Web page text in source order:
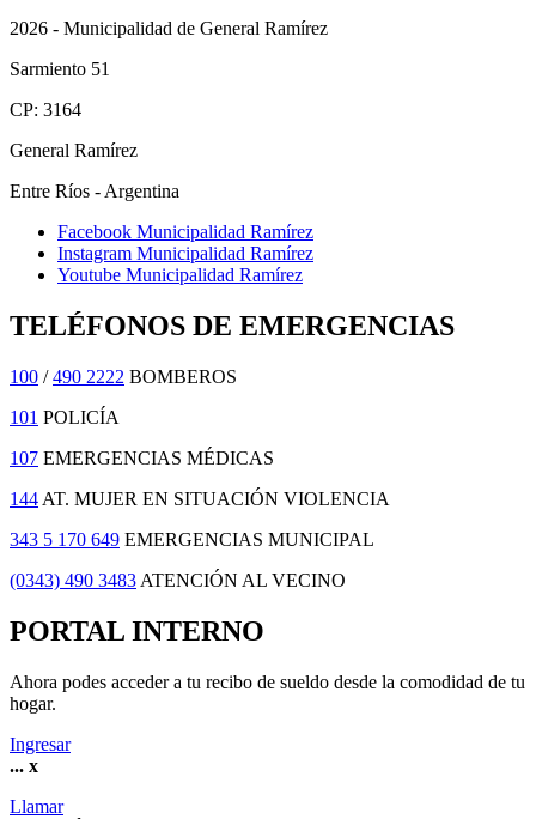
2026 - Municipalidad de General Ramírez
Sarmiento 51
CP: 3164
General Ramírez
Entre Ríos - Argentina
Facebook Municipalidad Ramírez
Instagram Municipalidad Ramírez
Youtube Municipalidad Ramírez
TELÉFONOS DE EMERGENCIAS
100 /490 2222 BOMBEROS
101 POLICÍA
107 EMERGENCIAS MÉDICAS
144 AT. MUJER EN SITUACIÓN VIOLENCIA
343 5 170 649 EMERGENCIAS MUNICIPAL
(0343) 490 3483 ATENCIÓN AL VECINO
PORTAL INTERNO
Ahora podes acceder a tu recibo de sueldo desde la comodidad de tu
hogar.
Ingresar
... x
Llamar